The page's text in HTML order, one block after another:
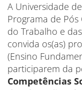
A Universidade
Programa de
do Trabalho e
convida os(as)
(Ensino
participarem da
Competências